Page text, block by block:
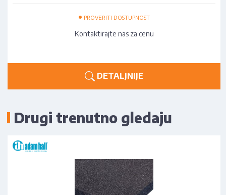
• PROVERITI DOSTUPNOST
Kontaktirajte nas za cenu
DETALJNIJE
Drugi trenutno gledaju